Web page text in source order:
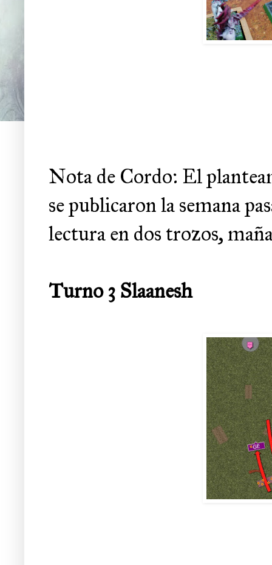
Nota de Cordo: El
se publicaron la semana
lectura en dos trozos,
Turno 3 Slaanesh